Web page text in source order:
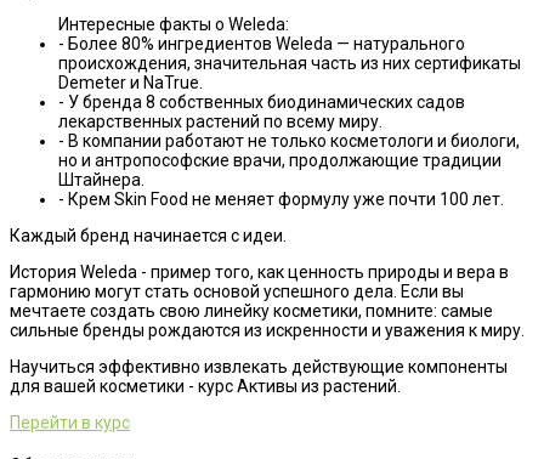
Интересные факты о Weleda:
- Более 80% ингредиентов Weleda — натурального
происхождения, значительная часть из них сертификаты
Demeter и NaTrue.
- У бренда 8 собственных биодинамических садов
лекарственных растений по всему миру.
- В компании работают не только косметологи и биологи,
но и антропософские врачи, продолжающие традиции
Штайнера.
- Крем Skin Food не меняет формулу уже почти 100 лет.
Каждый бренд начинается с идеи.
История Weleda - пример того, как ценность природы и вера в
гармонию могут стать основой успешного дела. Если вы
мечтаете создать свою линейку косметики, помните: самые
сильные бренды рождаются из искренности и уважения к миру.
Научиться эффективно извлекать действующие компоненты
для вашей косметики - курс Активы из растений.
Перейти в курс